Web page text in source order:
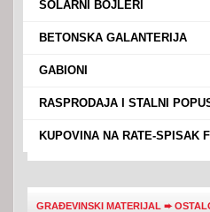
SOLARNI BOJLERI
BETONSKA GALANTERIJA
GABIONI
RASPRODAJA I STALNI
KUPOVINA NA RATE-SPISAK
GRAĐEVINSKI MATERIJAL ➨